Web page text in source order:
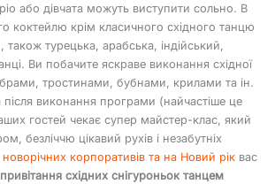
або дівчата можуть виступити сольно. В
коктейлю крім класичного східного танцю
турецька, арабська, індійський,
Ви побачите яскраве виконання східної
тростинами, бубнами, крилами та ін.
виконання програми (найчастіше це
гостей чекає супер майстер-клас, який
безліччю цікавий рухів і незабутніх
новорічних корпоративів та на Новий рік вас
привітання східних снігуроньок танцем